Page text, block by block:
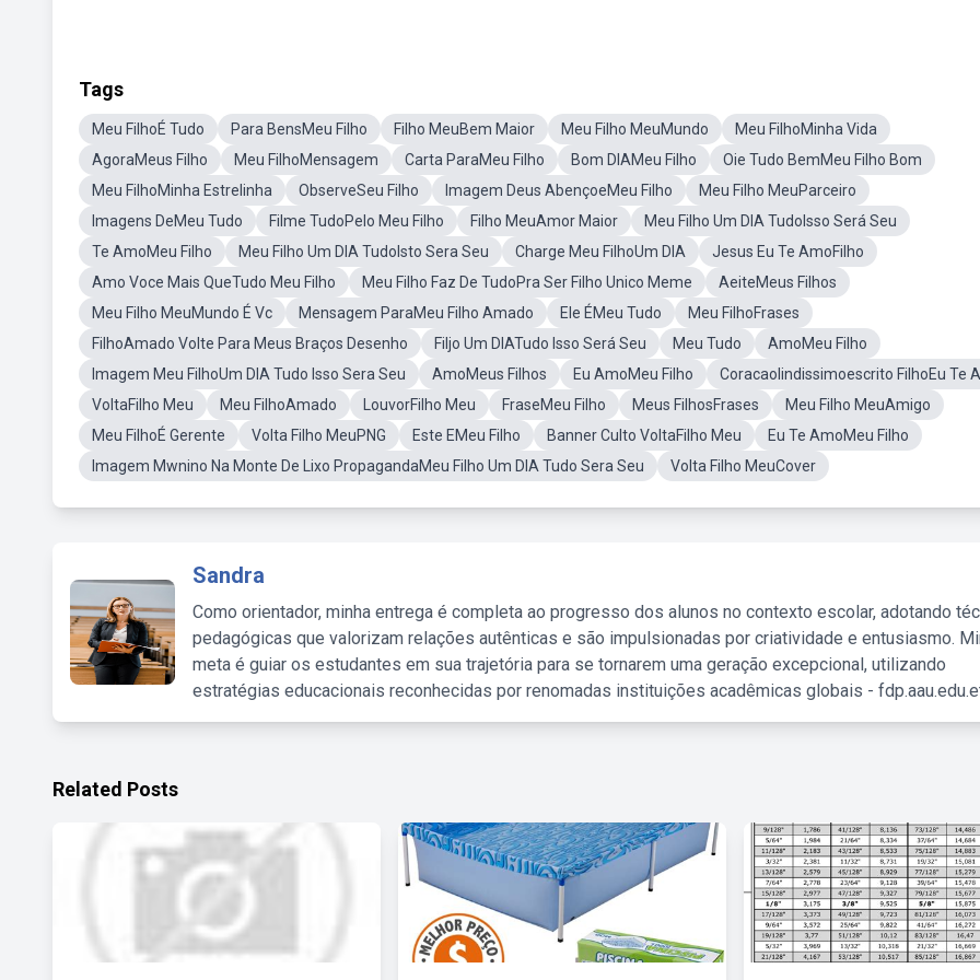
Tags
Meu FilhoÉ Tudo Para BensMeu Filho Filho MeuBem Maior Meu Filho MeuMundo
Meu FilhoMinha Vida
AgoraMeus Filho
Meu FilhoMensagem Carta ParaMeu Filho Bom DIAMeu Filho
Oie Tudo BemMeu Filho Bom
Meu FilhoMinha Estrelinha
ObserveSeu Filho Imagem Deus AbençoeMeu Filho
Meu Filho MeuParceiro
Imagens DeMeu Tudo
Filme TudoPelo Meu Filho Filho MeuAmor Maior
Meu Filho Um DIA TudoIsso Será Seu
Te AmoMeu Filho
Meu Filho Um DIA TudoIsto Sera Seu Charge Meu FilhoUm DIA
Jesus Eu Te AmoFilho
Amo Voce Mais QueTudo Meu Filho
Meu Filho Faz De TudoPra Ser Filho Unico Meme
AeiteMeus Filhos
Meu Filho MeuMundo É Vc
Mensagem ParaMeu Filho Amado Ele ÉMeu Tudo
Meu FilhoFrases
FilhoAmado Volte Para Meus Braços Desenho
Filjo Um DIATudo Isso Será Seu Meu Tudo
AmoMeu Filho
Imagem Meu FilhoUm DIA Tudo Isso Sera Seu
AmoMeus Filhos Eu AmoMeu Filho
Coracaolindissimoescrito FilhoEu Te
VoltaFilho Meu
Meu FilhoAmado LouvorFilho Meu FraseMeu Filho Meus FilhosFrases
Meu Filho MeuAmigo
Meu FilhoÉ Gerente
Volta Filho MeuPNG Este EMeu Filho Banner Culto VoltaFilho Meu
Eu Te AmoMeu Filho
Imagem Mwnino Na Monte De Lixo PropagandaMeu Filho Um DIA Tudo Sera Seu
Volta Filho MeuCover
Sandra
Como orientador, minha entrega é completa ao progresso dos alunos no contexto escolar, adotando
pedagógicas que valorizam relações autênticas e são impulsionadas por criatividade e entusiasmo.
meta é guiar os estudantes em sua trajetória para se tornarem uma geração excepcional, utilizando
estratégias educacionais reconhecidas por renomadas instituições acadêmicas globais -
Related Posts